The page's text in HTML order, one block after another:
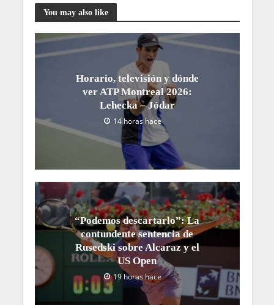
You may also like
Horario, televisión y dónde
ver ATP Montreal 2026:
Lehecka – Jódar
14 horas hace
“Podemos descartarlo”: La
contundente sentencia de
Rusedski sobre Alcaraz y el
US Open
19 horas hace